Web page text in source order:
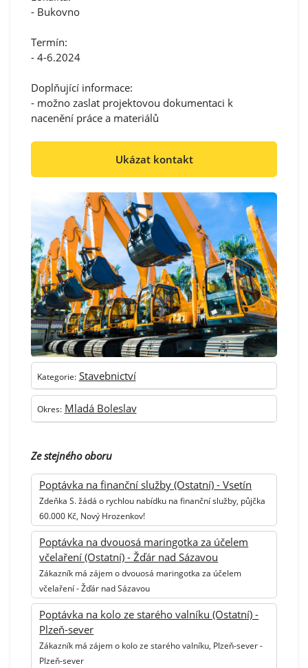
- Bukovno
Termín:
- 4-6.2024
Doplňující informace:
- možno zaslat projektovou dokumentaci k
nacenění práce a materiálů
Ukázat kontakt
Kategorie: Stavebnictví
Okres: Mladá Boleslav
Ze stejného oboru
Poptávka na finanční služby (Ostatní) - Vsetín
Zdeňka S. žádá o rychlou nabídku na finanční služby, půjčka
60.000 Kč, Nový Hrozenkov!
Poptávka na dvouosá maringotka za účelem
včelaření (Ostatní) - Žďár nad Sázavou
Zákazník má zájem o dvouosá maringotka za účelem
včelaření - Žďár nad Sázavou
Poptávka na kolo ze starého valníku (Ostatní) -
Plzeň-sever
Zákazník má zájem o kolo ze starého valníku, Plzeň-sever -
Plzeň-sever